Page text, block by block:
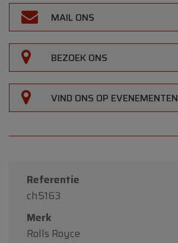
MAIL ONS
BEZOEK ONS
VIND ONS OP EVENEMENTEN
Referentie
ch5163
Merk
Rolls Royce